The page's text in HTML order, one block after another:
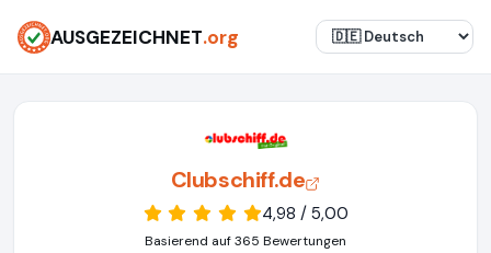
AUSGEZEICHNET.org
Clubschiff.de
4,98 / 5,00
Basierend auf 365 Bewertungen